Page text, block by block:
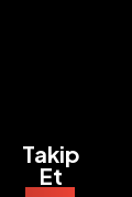
Takip
Et